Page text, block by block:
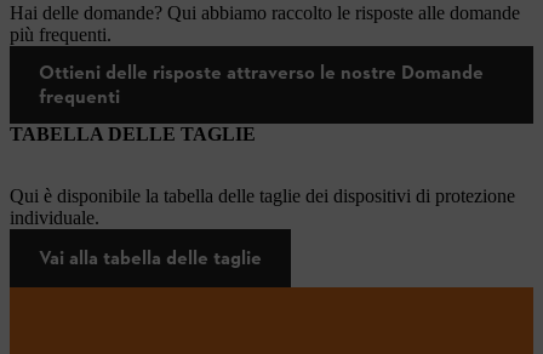
Hai delle domande? Qui abbiamo raccolto le risposte alle domande
più frequenti.
Ottieni delle risposte attraverso le nostre Domande
frequenti
TABELLA DELLE TAGLIE
Qui è disponibile la tabella delle taglie dei dispositivi di protezione
individuale.
Vai alla tabella delle taglie